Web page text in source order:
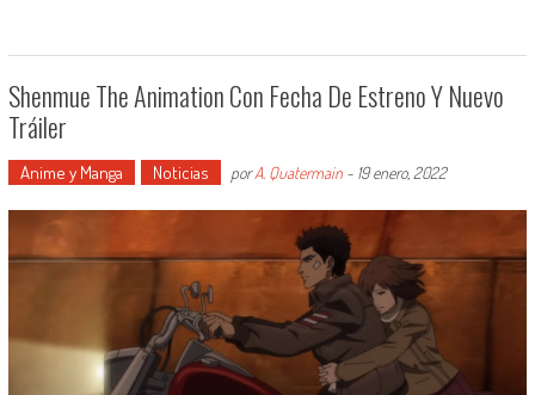
Shenmue The Animation Con Fecha De Estreno Y Nuevo
Tráiler
Anime y Manga Noticias porA. Quatermain- 19 enero, 2022